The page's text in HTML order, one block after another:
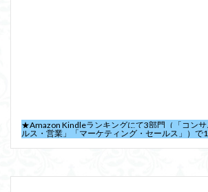
★Amazon Kindleランキングにて3部門（「コン
ルス・営業」「マーケティング・セールス」）